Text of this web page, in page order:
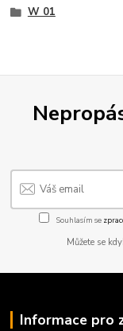
W 01
Souhlasím se
Můžete se
Informace pro